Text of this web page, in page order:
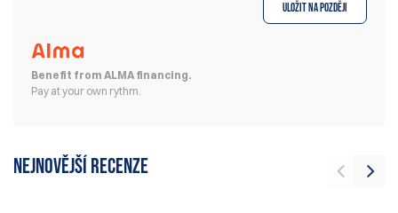
Uložit na později
Benefit from ALMA financing.
Pay at your own rythm.
Nejnovější recenze